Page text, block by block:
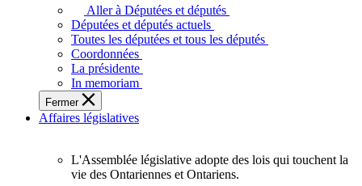
députés
vous
représentent
sein
de
l'Assemblée
législative
l'Ontario.
Aller à Députées et députés
Députées et députés actuels
Toutes les députées et tous les députés
Coordonnées
La présidente
In memoriam
Fermer
Affaires législatives
L'Assemblée
L'Assemblée législative adopte des lois qui touchent la
vie des Ontariennes et Ontariens.